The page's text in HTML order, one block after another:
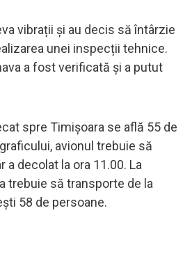
vibrații și au decis să întârzie
unei inspecții tehnice.
a fost verificată și a putut
spre Timișoara se află 55 de
avionul trebuie să
a decolat la ora 11.00. La
trebuie să transporte de la
58 de persoane.